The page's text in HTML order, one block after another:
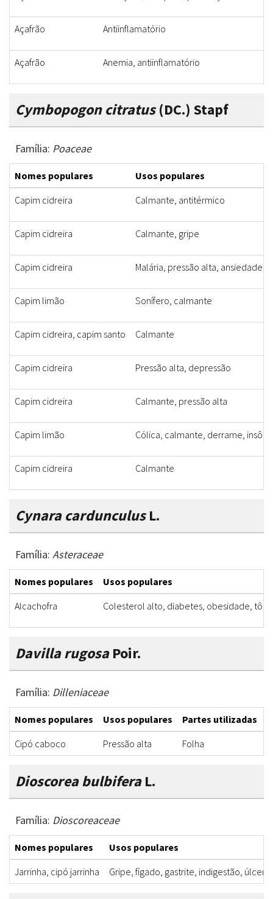
Açafrão Antiinflamatório
Açafrão Anemia, antiinflamatório
Cymbopogon citratus(DC.) Stapf
Família: Poaceae
Nomes populares
Usos populares
Capim cidreira
Calmante, antitérmico
Capim cidreira Calmante, gripe
Capim cidreira Malária, pressão alta, ansiedade
Capim limão Sonífero, calmante
Capim cidreira, capim santo Calmante
Capim cidreira Pressão alta, depressão
Capim cidreira Calmante, pressão alta
Capim limão Cólica, calmante, derrame,
Capim cidreira Calmante
Cynara cardunculusL.
Família: Asteraceae
Nomes populares
Usos populares
Alcachofra
Colesterol alto, diabetes, obesidade,
Davilla rugosaPoir.
Família: Dilleniaceae
Nomes populares Usos populares Partes utilizadas
Cipó caboco
Pressão alta Folha
Dioscorea bulbiferaL.
Família: Dioscoreaceae
Nomes populares
Usos populares
Jarrinha, cipó jarrinha
Gripe, fígado, gastrite, indigestão,